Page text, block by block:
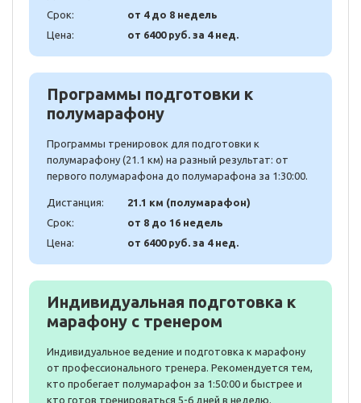
Срок:
от 4 до 8 недель
Цена:
от 6400 руб. за 4 нед.
Программы подготовки к
полумарафону
Программы тренировок для подготовки к
полумарафону (21.1 км) на разный результат: от
первого полумарафона до полумарафона за 1:30:00.
Дистанция:
21.1 км (полумарафон)
Срок:
от 8 до 16 недель
Цена:
от 6400 руб. за 4 нед.
Индивидуальная подготовка к
марафону с тренером
Индивидуальное ведение и подготовка к марафону
от профессионального тренера. Рекомендуется тем,
кто пробегает полумарафон за 1:50:00 и быстрее и
кто готов тренироваться 5-6 дней в неделю.